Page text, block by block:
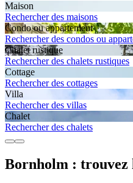
Maison
Rechercher des maisons
Condo ou appartement
Rechercher des condos ou
Chalet rustique
Rechercher des chalets rustiques
Cottage
Rechercher des cottages
Villa
Rechercher des villas
Chalet
Rechercher des chalets
Bornholm : trouvez